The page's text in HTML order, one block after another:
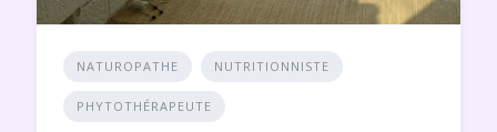
NATUROPATHE NUTRITIONNISTE
PHYTOTHÉRAPEUTE